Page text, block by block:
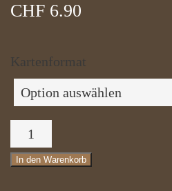
CHF 6.90
Kartenformat
Impressionen
Menzingen
Nr.
In den Warenkorb